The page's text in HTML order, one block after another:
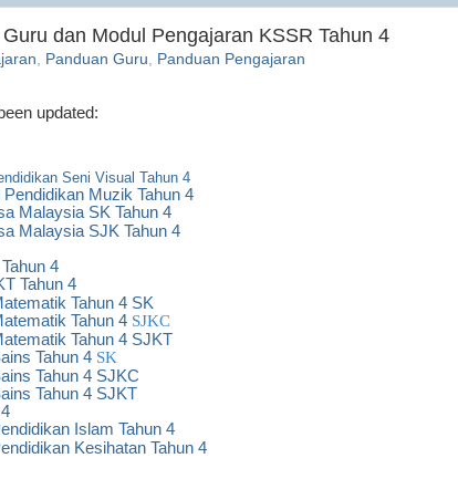
dan Modul Pengajaran KSSR Tahun 4
Panduan Guru Panduan Pengajaran
updated:
Seni Visual Tahun 4
Muzik Tahun 4
Malaysia SK Tahun 4
Malaysia SJK Tahun 4
4
Tahun 4
Tahun 4 SK
Tahun 4 SJKC
Tahun 4 SJKT
Tahun 4 SK
Tahun 4 SJKC
Tahun 4 SJKT
Islam Tahun 4
Kesihatan Tahun 4